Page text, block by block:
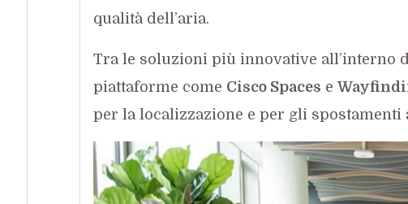
qualità dell’aria.
Tra le soluzioni più innovative all’interno
piattaforme come Cisco Spaces e
per la localizzazione e per gli spostamenti